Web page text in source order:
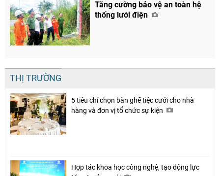
Tăng cường bảo vệ an toàn hệ
thống lưới điện
THỊ TRƯỜNG
5 tiêu chí chọn bàn ghế tiệc cưới cho nhà
hàng và đơn vị tổ chức sự kiện
Hợp tác khoa học công nghệ, tạo động lực